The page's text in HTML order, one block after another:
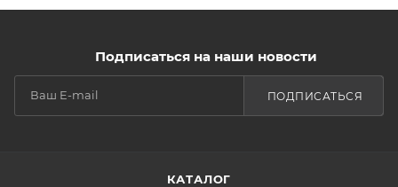
Подписаться на наши новости
ПОДПИСАТЬСЯ
КАТАЛОГ